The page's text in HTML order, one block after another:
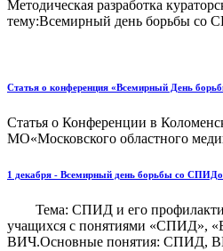
Методическая разработка
тему:Всемирный день борьбы со
Статья о конференция «Всемирный День
Статья о Конференции в
МО«Московского областного
1 декабря - Всемирный день борьбы со
Тема: СПИД и его
учащихся с понятиями «СПИД»,
ВИЧ.Основные понятия: СПИД,